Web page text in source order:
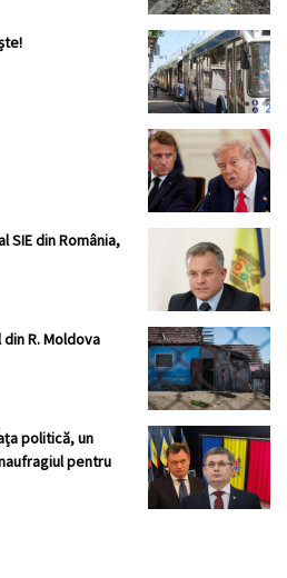
SIE din România,
R. Moldova
politică, un
pentru